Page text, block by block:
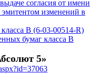
согласия от имени
эмитентом изменений в
В (6-03-00514-R)
бумаг класса В
5»